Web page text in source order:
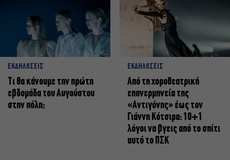
ΕΚΔΗΛΩΣΕΙΣ
Τι θα κάνουμε την πρώτη
εβδομάδα του Αυγούστου
στην πόλη;
ΕΚΔΗΛΩΣΕΙΣ
Από τη χοροθεατρική
επανερμηνεία της
«Αντιγόνης» έως τον
Γιάννη Κότσιρα: 10+1
λόγοι να βγεις από το σπίτι
αυτό το ΠΣΚ